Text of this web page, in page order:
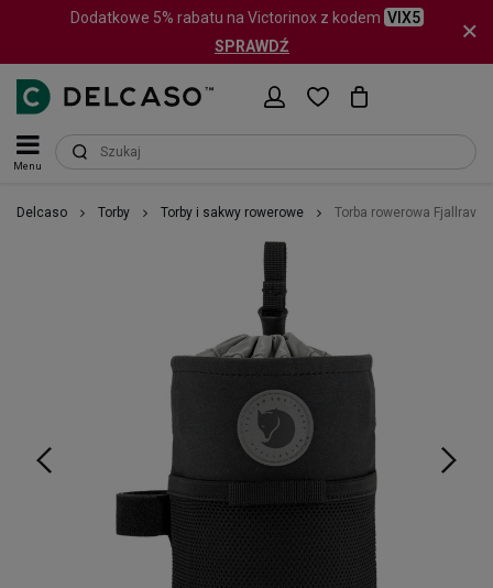
Dodatkowe 5% rabatu na Victorinox z kodem VIX5
SPRAWDŹ
Menu
Delcaso Torby Torby i sakwy rowerowe Torba rowerowa